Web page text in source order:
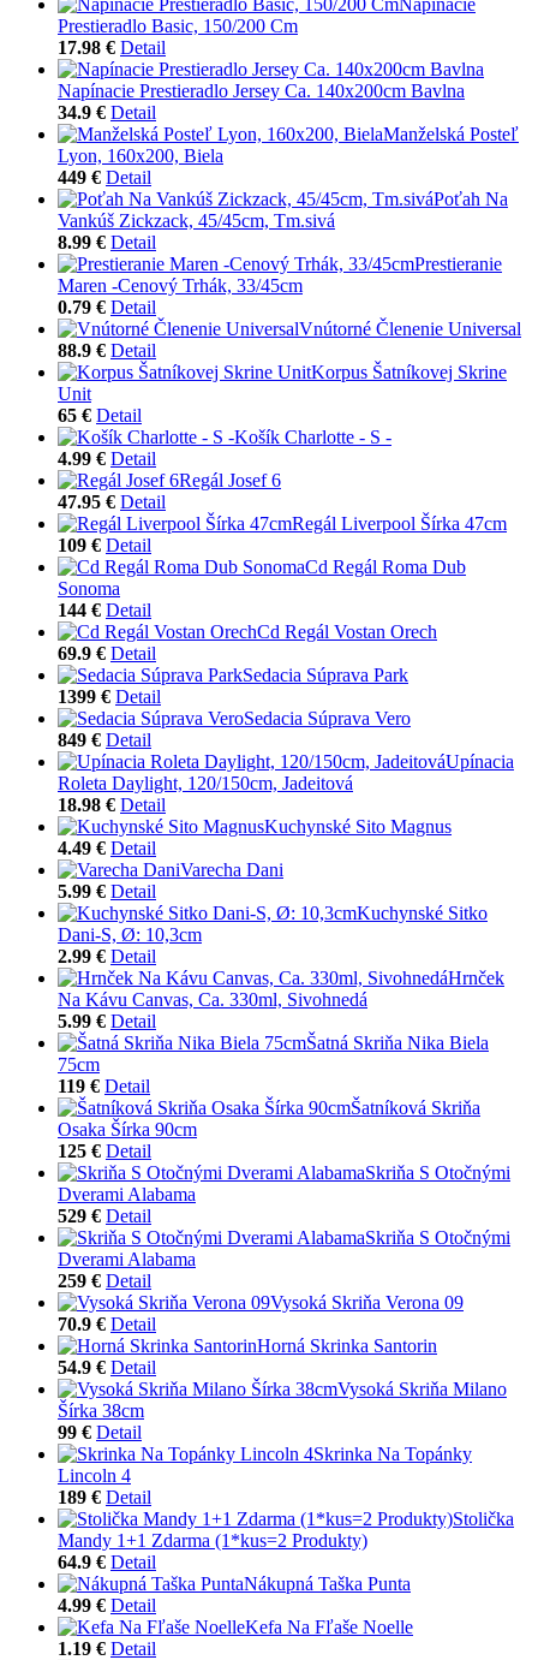
Prestieradlo Basic, 150/200 Cm
17.98 € Detail
Napínacie Prestieradlo Jersey Ca. 140x200cm Bavlna
34.9 € Detail
Manželská Posteľ
Lyon, 160x200, Biela
449 € Detail
Poťah Na
Vankúš Zickzack, 45/45cm, Tm.sivá
8.99 € Detail
Prestieranie
Maren -Cenový Trhák, 33/45cm
0.79 € Detail
Vnútorné Členenie Universal
88.9 € Detail
Korpus Šatníkovej Skrine
Unit
65 € Detail
Košík Charlotte - S -
4.99 € Detail
Regál Josef 6
47.95 € Detail
Regál Liverpool Šírka 47cm
109 € Detail
Cd Regál Roma Dub
Sonoma
144 € Detail
Cd Regál Vostan Orech
69.9 € Detail
Sedacia Súprava Park
1399 € Detail
Sedacia Súprava Vero
849 € Detail
Upínacia
Roleta Daylight, 120/150cm, Jadeitová
18.98 € Detail
Kuchynské Sito Magnus
4.49 € Detail
Varecha Dani
5.99 € Detail
Kuchynské Sitko
Dani-S, Ø: 10,3cm
2.99 € Detail
Hrnček
Na Kávu Canvas, Ca. 330ml, Sivohnedá
5.99 € Detail
Šatná Skriňa Nika Biela
75cm
119 € Detail
Šatníková Skriňa
Osaka Šírka 90cm
125 € Detail
Skriňa S Otočnými
Dverami Alabama
529 € Detail
Skriňa S Otočnými
Dverami Alabama
259 € Detail
Vysoká Skriňa Verona 09
70.9 € Detail
Horná Skrinka Santorin
54.9 € Detail
Vysoká Skriňa Milano
Šírka 38cm
99 € Detail
Skrinka Na Topánky
Lincoln 4
189 € Detail
Stolička
Mandy 1+1 Zdarma (1*kus=2 Produkty)
64.9 € Detail
Nákupná Taška Punta
4.99 € Detail
Kefa Na Fľaše Noelle
1.19 € Detail